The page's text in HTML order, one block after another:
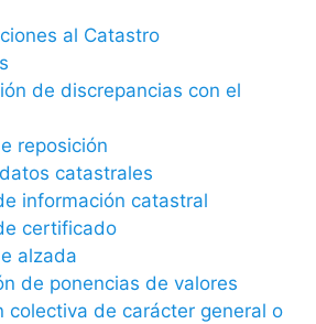
al Catastro
de discrepancias con el
reposición
catastrales
información catastral
certificado
alzada
de ponencias de valores
colectiva de carácter general o